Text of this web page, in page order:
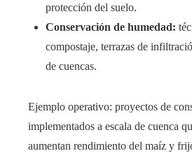
protección del suelo.
Conservación de humedad:
compostaje, terrazas de
de cuencas.
Ejemplo operativo: proyectos de
implementados a escala de cuenca
aumentan rendimiento del maíz y